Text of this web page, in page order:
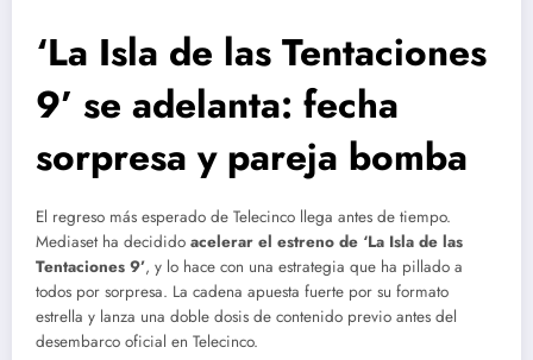
‘La Isla de las Tentaciones
9’ se adelanta: fecha
sorpresa y pareja bomba
El regreso más esperado de Telecinco llega antes de tiempo.
Mediaset ha decidido acelerar el estreno de ‘La Isla de las
Tentaciones 9’, y lo hace con una estrategia que ha pillado a
todos por sorpresa. La cadena apuesta fuerte por su formato
estrella y lanza una doble dosis de contenido previo antes del
desembarco oficial en Telecinco.